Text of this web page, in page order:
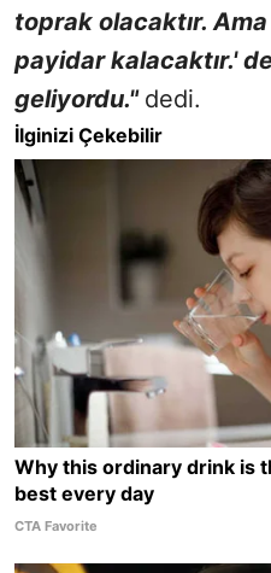
toprak olacaktır.
payidar kalacaktır.'
geliyordu." dedi.